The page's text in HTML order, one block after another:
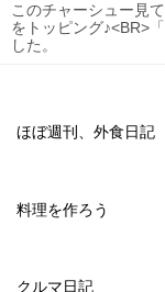
このチャーシュー見
をトッピング♪<BR>
した。
ほぼ週刊、外食日記
料理を作ろう
クルマ日記